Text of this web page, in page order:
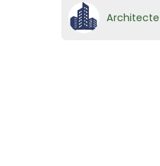
Architecte